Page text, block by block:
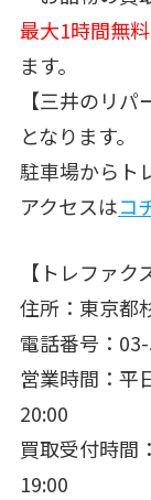
最大1時間無
ます。
【三井のリ
となります。
駐車場からト
アクセスはコ
【トレファク
住所：東京都
電話番号：
営業時間：平
20:00
買取受付時間
19:00